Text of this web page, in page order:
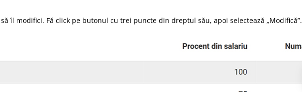
îl modifici. Fă click pe butonul cu trei puncte din dreptul său, apoi selectează „Modifică”.